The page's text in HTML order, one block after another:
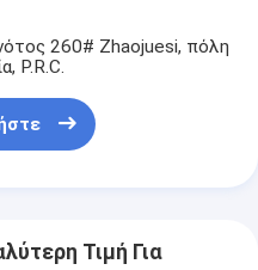
260# Zhaojuesi, πόλη
P.R.C.
Τιμή Για